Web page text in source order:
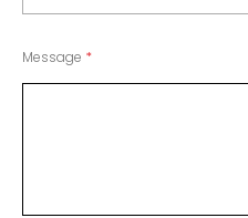
Message